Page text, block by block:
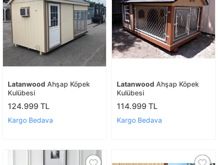
Latanwood Ahşap Köpek
Kulübesi
124.999 TL
Kargo Bedava
Latanwood Ahşap Köpek
Kulübesi
114.999 TL
Kargo Bedava